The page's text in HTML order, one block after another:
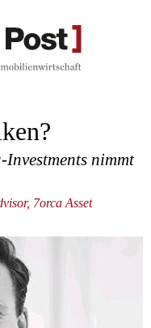
nimmt
7orca Asset